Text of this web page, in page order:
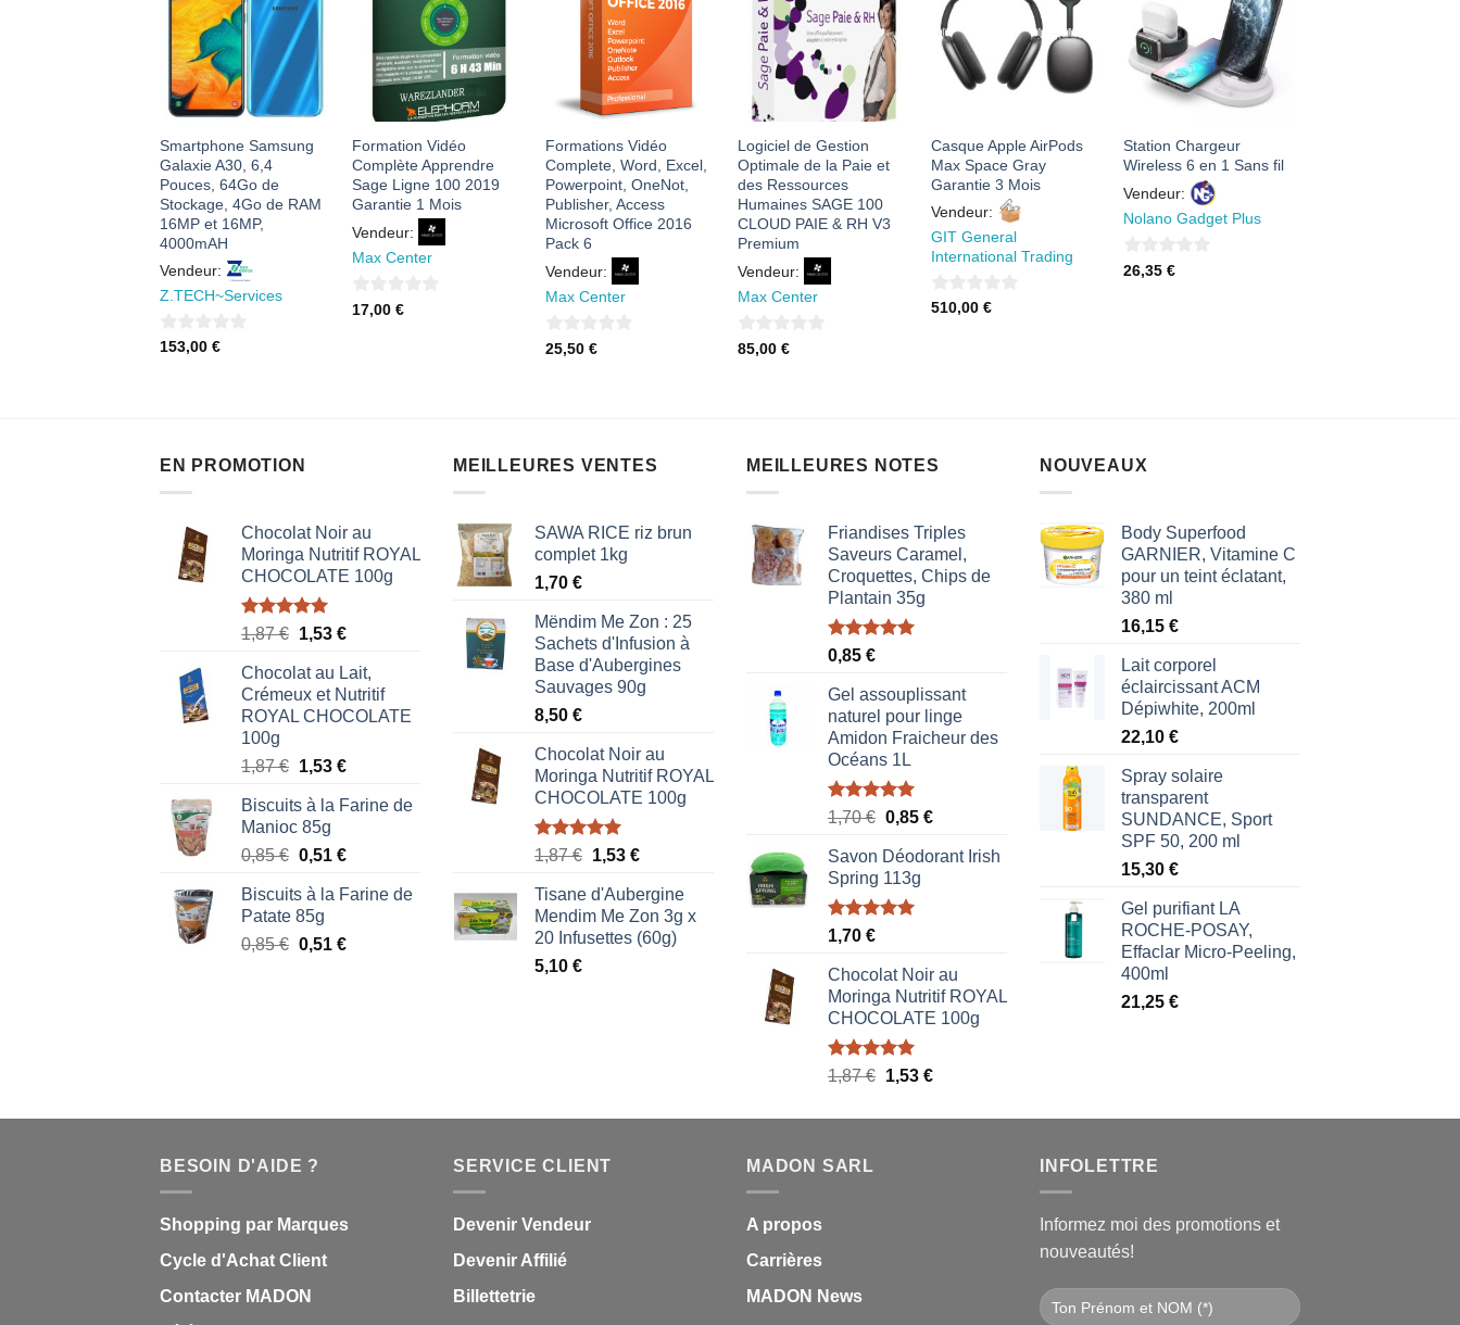
AJOUTER
À MES
FAVORIS
Smartphone Samsung
Galaxie A30, 6,4
Pouces, 64Go de
Stockage, 4Go de RAM
16MP et 16MP,
4000mAH
Vendeur:
Z.TECH~Services
0
153,00 €
AJOUTER
À MES
FAVORIS
Formation Vidéo
Complète Apprendre
Sage Ligne 100 2019
Garantie 1 Mois
Vendeur:
Max Center
0
17,00€
AJOUTER
FAVORIS
Formations Vidéo
Complete, Word, Excel,
Powerpoint, OneNot,
Publisher, Access
Microsoft Office 2016
Pack 6
Vendeur:
Max Center
0
25,50 €
AJOUTER
À MES
FAVORIS
Logiciel de Gestion
Optimale de la Paie et
des Ressources
Humaines SAGE 100
CLOUD PAIE & RH V3
Premium
Vendeur:
Max Center
0
85,00€
AJOUTER
À MES
FAVORIS
Casque Apple AirPods
Max Space Gray
Garantie 3 Mois
Vendeur:
GIT General
International Trading
0
510,00 €
AJOUTER
À MES
FAVORIS
Station Chargeur
Wireless 6 en 1 Sans fil
Vendeur:
Nolano Gadget Plus
0
26,35€
EN PROMOTION
Chocolat Noir au
Moringa Nutritif ROYAL
CHOCOLATE 100g
Note5.00
1,87€ Le
initial
était :
1,87 €.
1,53 €Le
actuel
est :
1,53 €.
Chocolat au Lait,
Crémeux et Nutritif
ROYAL CHOCOLATE
100g
1,87€ Le
initial
était :
1,87 €.
1,53 €Le
actuel
1,53 €.
Biscuits à la Farine de
Manioc 85g
0,85€ Le
initial
était :
0,85 €.
0,51 €Le
actuel
0,51 €.
Biscuits à la Farine de
Patate 85g
0,85€ Le
0,51 €Le
MEILLEURES VENTES
SAWA RICE riz brun
complet 1kg
1,70 €
Mëndim Me Zon : 25
Sachets d'Infusion à
Base d'Aubergines
Sauvages 90g
8,50 €
Chocolat Noir au
Moringa Nutritif ROYAL
CHOCOLATE 100g
Note5.00
1,87€ Le
initial
était :
1,87 €.
1,53 €Le
actuel
est :
1,53 €.
Tisane d'Aubergine
Mendim Me Zon 3g x
20 Infusettes (60g)
5,10 €
MEILLEURES NOTES
Friandises Triples
Saveurs Caramel,
Croquettes, Chips de
Plantain 35g
Note5.00
0,85 €
Gel assouplissant
naturel pour linge
Amidon Fraicheur des
Océans 1L
Note5.00
1,70€ Le
initial
était :
1,70 €.
0,85 €Le
actuel
Savon Déodorant Irish
Spring 113g
Note5.00
1,70 €
Chocolat Noir au
Moringa Nutritif ROYAL
CHOCOLATE 100g
Note5.00
1,87€ Le
initial
1,53 €Le
actuel
NOUVEAUX
Body Superfood
GARNIER, Vitamine C
pour un teint éclatant,
380 ml
16,15 €
Lait corporel
éclaircissant ACM
Dépiwhite, 200ml
22,10 €
Spray solaire
transparent
SUNDANCE, Sport
SPF 50, 200 ml
15,30 €
Gel purifiant LA
ROCHE-POSAY,
Effaclar Micro-Peeling,
400ml
21,25 €
BESOIN D'AIDE ?
Shopping par Marques
Cycle d'Achat Client
Contacter MADON
SERVICE CLIENT
Devenir Vendeur
Devenir Affilié
Billettetrie
MADON SARL
A propos
Carrières
MADON News
INFOLETTRE
Informez moi des promotions et
nouveautés!